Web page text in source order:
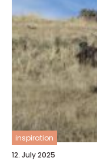
inspiration
12. July 2025